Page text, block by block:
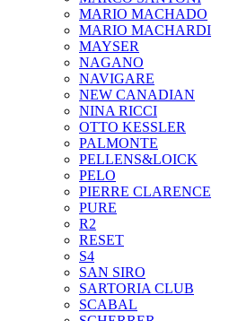
MARIO MACHADO
MARIO MACHARDI
MAYSER
NAGANO
NAVIGARE
NEW CANADIAN
NINA RICCI
OTTO KESSLER
PALMONTE
PELLENS&LOICK
PELO
PIERRE CLARENCE
PURE
R2
RESET
S4
SAN SIRO
SARTORIA CLUB
SCABAL